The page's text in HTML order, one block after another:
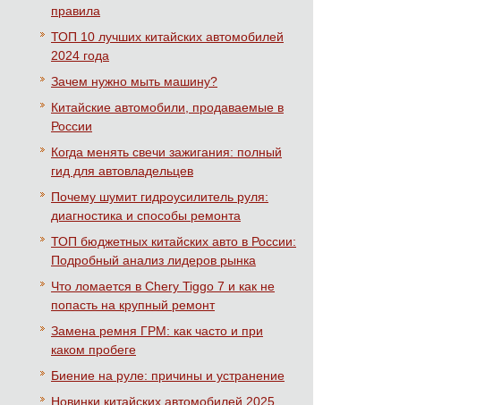
правила
ТОП 10 лучших китайских автомобилей
2024 года
Зачем нужно мыть машину?
Китайские автомобили, продаваемые в
России
Когда менять свечи зажигания: полный
гид для автовладельцев
Почему шумит гидроусилитель руля:
диагностика и способы ремонта
ТОП бюджетных китайских авто в России:
Подробный анализ лидеров рынка
Что ломается в Chery Tiggo 7 и как не
попасть на крупный ремонт
Замена ремня ГРМ: как часто и при
каком пробеге
Биение на руле: причины и устранение
Новинки китайских автомобилей 2025